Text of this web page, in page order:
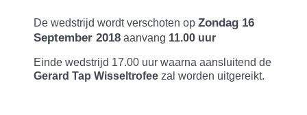
De wedstrijd wordt verschoten op Zondag 16
September 2018 aanvang 11.00 uur
Einde wedstrijd 17.00 uur waarna aansluitend de
Gerard Tap Wisseltrofee zal worden uitgereikt.